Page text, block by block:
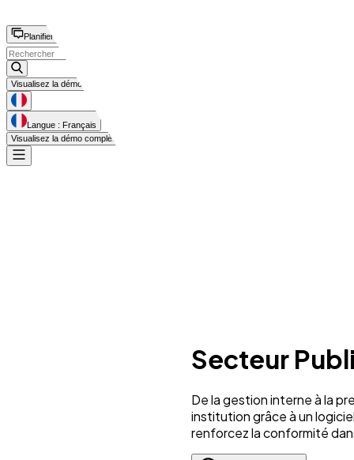
Secteur
De la gestion interne à la
institution grâce à un
renforcez la conformité